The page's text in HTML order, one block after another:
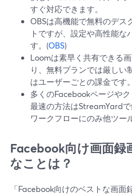
すぐ対応できます。
OBSは高機能で無料のデス
トですが、設定や高性能な
す。(OBS)
Loomは素早く共有できる
り、無料プランでは厳しい
はユーザーごとの課金です
多くのFacebookページやク
最速の方法はStreamYard
ワークフローにのみ他ツー
Facebook向け画面録
なことは？
「Facebook向けのベストな画面